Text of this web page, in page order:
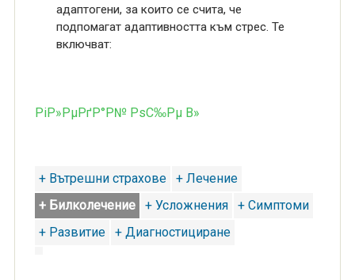
адаптогени, за които се счита, че
подпомагат адаптивността към стрес. Те
включват:
РіР»РµРґР°Р№ РѕС‰Рµ В»
+ Вътрешни страхове
+ Лечение
+ Билколечение
+ Усложнения
+ Симптоми
+ Развитие
+ Диагностициране